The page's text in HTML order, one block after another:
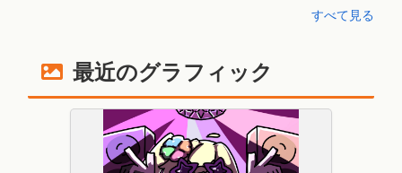
Talisman、心葉 グラフィッカー：い
各種エフェクトの追加 ・アイキャ
ッチ画像の追加 ・ボーナスの点数
の変更 ・王女の評価が少しだけ厳
しくなった ・その他細かい修正
2020/09/09 ver0.90 ・QGJ版
すべて見る
最近のグラフィック